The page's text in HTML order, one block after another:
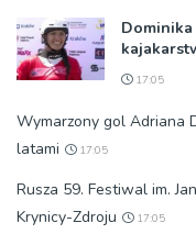
17:05
Wymarzony gol Adriana
latami
17:05
Rusza 59. Festiwal im.
Krynicy-Zdroju
17:05